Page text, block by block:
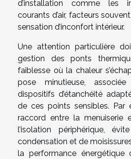
d’installation comme les
courants d’air, facteurs
sensation d’inconfort intérieur.
Une attention particulière
gestion des ponts
faiblesse où la chaleur
pose minutieuse,
dispositifs d’étanchéité
de ces points sensibles. Par
raccord entre la menuiserie
l’isolation périphérique,
condensation et de
la performance énergétique